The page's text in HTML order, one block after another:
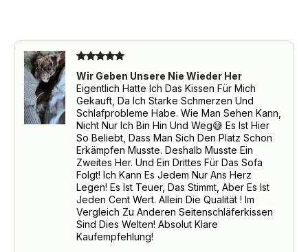
Für optimale Hygiene empfehlen wir die Verwendung von
einem zweiten Bezug für regelmäßigen Wechsel.
🇨🇭Schweiz: 3–5 Werktage
Bei Sendungen in die Schweiz können
Zollkosten anfallen. In dem Fall wird sich der
Zoll oder DHL direkt mit Ihnen abwickeln.
Haben Sie Fragen zu Ihrer Bestellung?Wir
helfen Ihnen gerne weiter!
E-Mail: info@traumreiter.de
0Wir möchten sicherstellen, dass Sie mit Ihrem
Einkauf vollständig zufrieden sind. Deshalb
bieten wir Ihnen60 Tagelang die Möglichkeit,
unsere Produkterisikofrei zu testen.
✔ 60 Tage risikofrei testen
✔ Kostenloser Versand
✔ Einfache Rückgabe
✔ Über 97.628 zufriedene Kunden
Wir Geben Unsere Nie Wieder Her
Eigentlich Hatte Ich Das Kissen Für Mich
Gekauft, Da Ich Starke Schmerzen Und
Schlafprobleme Habe. Wie Man Sehen Kann,
Nicht Nur Ich Bin Hin Und Weg😅 Es Ist Hier
So Beliebt, Dass Man Sich Den Platz Schon
Erkämpfen Musste. Deshalb Musste Ein
Zweites Her. Und Ein Drittes Für Das Sofa
Folgt! Ich Kann Es Jedem Nur Ans Herz
Legen! Es Ist Teuer, Das Stimmt, Aber Es Ist
Jeden Cent Wert. Allein Die Qualität ! Im
Vergleich Zu Anderen Seitenschläferkissen
Sind Dies Welten! Absolut Klare
Kaufempfehlung!